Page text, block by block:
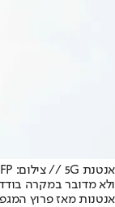
אנטנת 5G // צילום: AFP